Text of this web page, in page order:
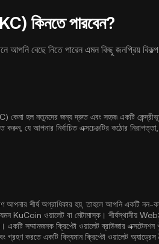
কিনতে পারবেন?
বেছে নিতে পারেন এমন কিছু জনপ্রিয় বিকল্প
হল নতুনদের জন্য দ্রুত এবং সহজ৷ একটি কেন্দ্রীভূত
যে আপনার নির্বাচিত এক্সচেঞ্জটির কঠোর
আপনার শীর্ষ অগ্রাধিকার হয়, তাহলে আপনি একটি নন-
KuCoin ওয়ালেট বা মেটামাস্ক। শীর্ষস্থানীয়
একটি সম্মানজনক ক্রিপ্টো ওয়ালেট ব্রাউজার এক্সটেনশন
করতে একটি বিদ্যমান ক্রিপ্টো ওয়ালেট অ্যাড্রেস